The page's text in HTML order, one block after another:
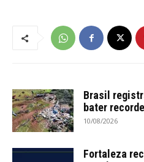
Brasil
bater
10/08/2026
Fortaleza